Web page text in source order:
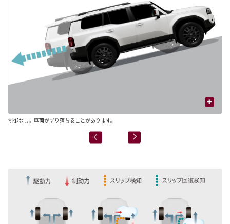
+
制御なし。車両がずり落ちることがあります。